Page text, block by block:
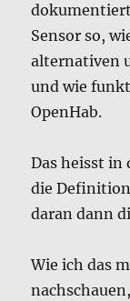
Sensor so,
alternativen
und wie
OpenHab.
Das heisst in
die
daran dann
Wie ich das